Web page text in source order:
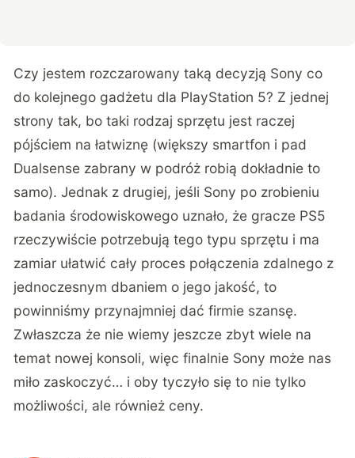
Czy jestem rozczarowany taką decyzją Sony co
do kolejnego gadżetu dla PlayStation 5? Z jednej
strony tak, bo taki rodzaj sprzętu jest raczej
pójściem na łatwiznę (większy smartfon i pad
Dualsense zabrany w podróż robią dokładnie to
samo). Jednak z drugiej, jeśli Sony po zrobieniu
badania środowiskowego uznało, że gracze PS5
rzeczywiście potrzebują tego typu sprzętu i ma
zamiar ułatwić cały proces połączenia zdalnego z
jednoczesnym dbaniem o jego jakość, to
powinniśmy przynajmniej dać firmie szansę.
Zwłaszcza że nie wiemy jeszcze zbyt wiele na
temat nowej konsoli, więc finalnie Sony może nas
miło zaskoczyć… i oby tyczyło się to nie tylko
możliwości, ale również ceny.